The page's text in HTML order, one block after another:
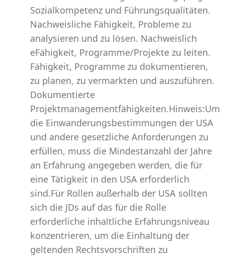
Sozialkompetenz und Führungsqualitäten.
Nachweisliche Fähigkeit, Probleme zu
analysieren und zu lösen. Nachweislich
eFähigkeit, Programme/Projekte zu leiten.
Fähigkeit, Programme zu dokumentieren,
zu planen, zu vermarkten und auszuführen.
Dokumentierte
Projektmanagementfähigkeiten.Hinweis:Um
die Einwanderungsbestimmungen der USA
und andere gesetzliche Anforderungen zu
erfüllen, muss die Mindestanzahl der Jahre
an Erfahrung angegeben werden, die für
eine Tätigkeit in den USA erforderlich
sind.Für Rollen außerhalb der USA sollten
sich die JDs auf das für die Rolle
erforderliche inhaltliche Erfahrungsniveau
konzentrieren, um die Einhaltung der
geltenden Rechtsvorschriften zu